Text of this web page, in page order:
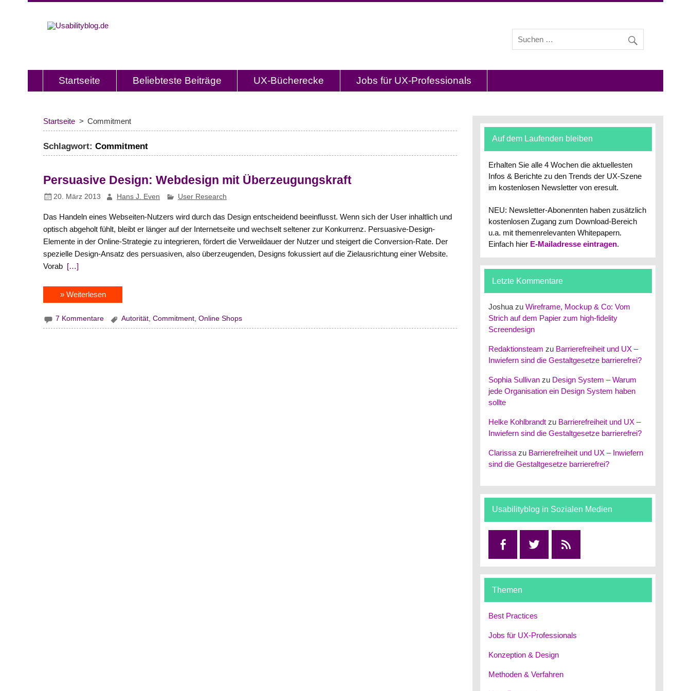
Usabilityblog ist ein Wissensportal mit Studien, Methodenbeschreibungen, Praxistipps und Interviews mit Experten zu den Themen
Startseite Beliebteste Beiträge UX-Bücherecke Jobs für UX-Professionals
Startseite Commitment
Schlagwort:Commitment
Persuasive Design: Webdesign mit Überzeugungskraft
20. März 2013 Hans J. Even User Research
Das Handeln eines Webseiten-Nutzers wird durch das Design entscheidend beeinflusst. Wenn sich der User inhaltlich und
optisch abgeholt fühlt, bleibt er länger auf der Internetseite und wechselt seltener zur Konkurrenz. Persuasive-Design-
Elemente in der Online-Strategie zu integrieren, fördert die Verweildauer der Nutzer und steigert die Conversion-Rate. Der
spezielle Design-Ansatz des persuasiven, also überzeugenden, Designs fokussiert auf die Zielausrichtung einer Website.
Vorab […]
» Weiterlesen
7 Kommentare Autorität, Commitment, Online Shops
Auf dem Laufenden bleiben
Erhalten Sie alle 4 Wochen die aktuellesten
Infos & Berichte zu den Trends der UX-Szene
im kostenlosen Newsletter von eresult.
NEU: Newsletter-Abonennten haben zusätzlich
kostenlosen Zugang zum Download-Bereich
u.a. mit themenrelevanten Whitepapern.
Einfach hier E-Mailadresse eintragen.
Letzte Kommentare
Joshuazu Wireframe, Mockup & Co: Vom
Strich auf dem Papier zum high-fidelity
Screendesign
Redaktionsteam zu Barrierefreiheit und UX –
Inwiefern sind die Gestaltgesetze barrierefrei?
Sophia Sullivanzu Design System – Warum
jede Organisation ein Design System haben
sollte
Helke Kohlbrandtzu Barrierefreiheit und UX –
Inwiefern sind die Gestaltgesetze barrierefrei?
Clarissazu Barrierefreiheit und UX – Inwiefern
sind die Gestaltgesetze barrierefrei?
Usabilityblog in Sozialen Medien
Themen
Best Practices
Jobs für UX-Professionals
Konzeption & Design
Methoden & Verfahren